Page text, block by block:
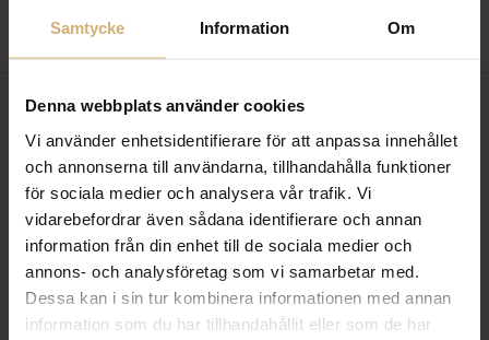
Samtycke Information Om
Denna webbplats använder cookies
Vi använder enhetsidentifierare för att anpassa innehållet
och annonserna till användarna, tillhandahålla funktioner
för sociala medier och analysera vår trafik. Vi
vidarebefordrar även sådana identifierare och annan
information från din enhet till de sociala medier och
annons- och analysföretag som vi samarbetar med.
Dessa kan i sin tur kombinera informationen med annan
information som du har tillhandahållit eller som de har